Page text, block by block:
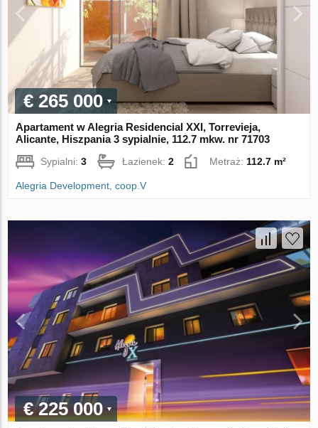
€ 265 000
Apartament w Alegria Residencial XXI, Torrevieja,
Alicante, Hiszpania 3 sypialnie, 112.7 mkw. nr 71703
Sypialni:3 Łazienek:2 Metraż: 112.7 m²
Alegria Development, coop.V
€ 225 000